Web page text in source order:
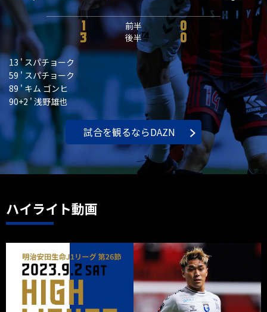
1 前半
0
3
後半 0
13 ' スパチョーク
59 ' スパチョーク
89 ' キム ゴンヒ
90+2 ' 浅野雄也
試合を観るならDAZN
ハイライト動画